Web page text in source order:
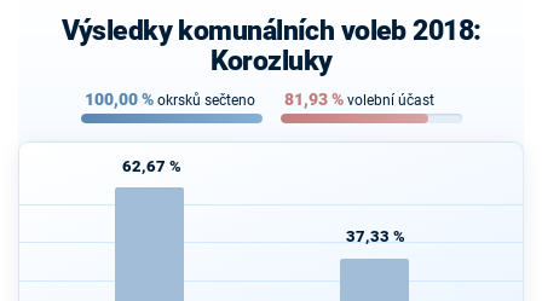
Výsledky komunálních voleb 2018:
Korozluky
100,00% okrsků sečteno 81,93% volební účast
62,67 %
37,33 %